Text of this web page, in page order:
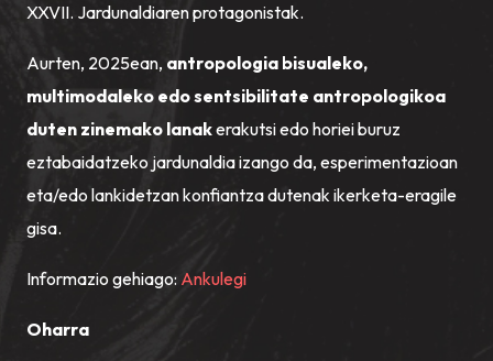
XXVII. Jardunaldiaren protagonistak.
Aurten, 2025ean, antropologia bisualeko,
multimodaleko edo sentsibilitate antropologikoa
duten zinemako lanakerakutsi edo horiei buruz
eztabaidatzeko jardunaldia izango da, esperimentazioan
eta/edo lankidetzan konfiantza dutenak ikerketa-eragile
gisa.
Informazio gehiago: Ankulegi
Oharra